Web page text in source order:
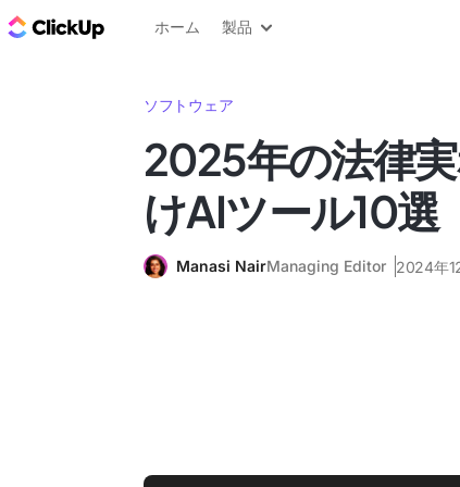
ClickUp ブログ
ホーム 製品
ソフトウェア
2025年の法律
けAIツール10選
Manasi NairManaging Editor 2024年